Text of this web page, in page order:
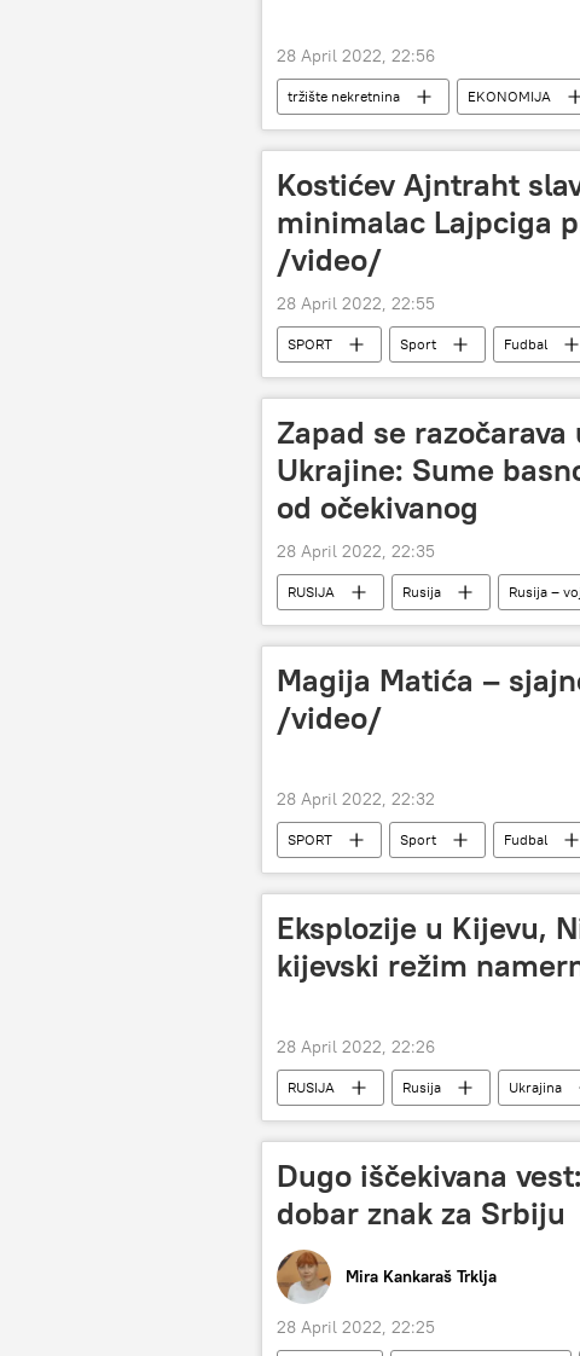
28 April 2022, 22:56
tržište nekretnina EKONOMIJA
Kostićev Ajntraht
minimalac Lajpciga
/video/
28 April 2022, 22:55
SPORT Sport Fudbal
Zapad se
Ukrajine: Sume
od očekivanog
28 April 2022, 22:35
RUSIJA Rusija Rusija –
Specijalna operacija u Ukrajini
Magija Matića –
/video/
28 April 2022, 22:32
SPORT Sport Fudbal
Eksplozije u Kijevu,
kijevski režim
28 April 2022, 22:26
RUSIJA Rusija Ukrajina
Dugo iščekivana
dobar znak za Srbiju
Mira Kankaraš Trklja
28 April 2022, 22:25